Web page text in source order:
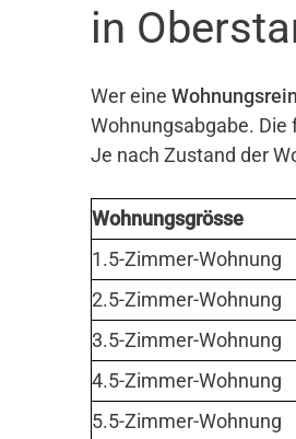
in
Wer eine
Wohnungsabgabe. Die
Je nach Zustand der
Wohnungsgrösse
1.5-Zimmer-Wohnung
2.5-Zimmer-Wohnung
3.5-Zimmer-Wohnung
4.5-Zimmer-Wohnung
5.5-Zimmer-Wohnung